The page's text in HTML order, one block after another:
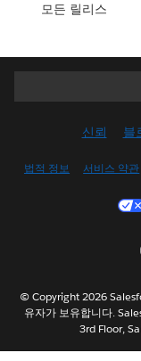
모든 릴리스
신뢰 블
법적 정보 서비스 약관
© Copyright 2026
유자가 보유합니다.
3rd Floor,